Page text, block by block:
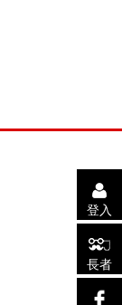
登入
長者